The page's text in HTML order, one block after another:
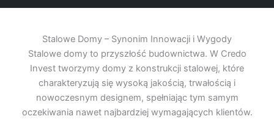
Stalowe Domy – Synonim Innowacji i Wygody
Stalowe domy to przyszłość budownictwa. W Credo
Invest tworzymy domy z konstrukcji stalowej, które
charakteryzują się wysoką jakością, trwałością i
nowoczesnym designem, spełniając tym samym
oczekiwania nawet najbardziej wymagających klientów.